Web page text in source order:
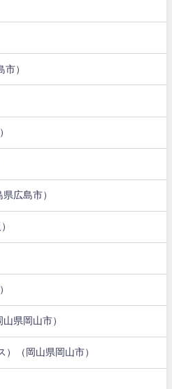
）
広島市）
県岡山市）
）（岡山県岡山市）